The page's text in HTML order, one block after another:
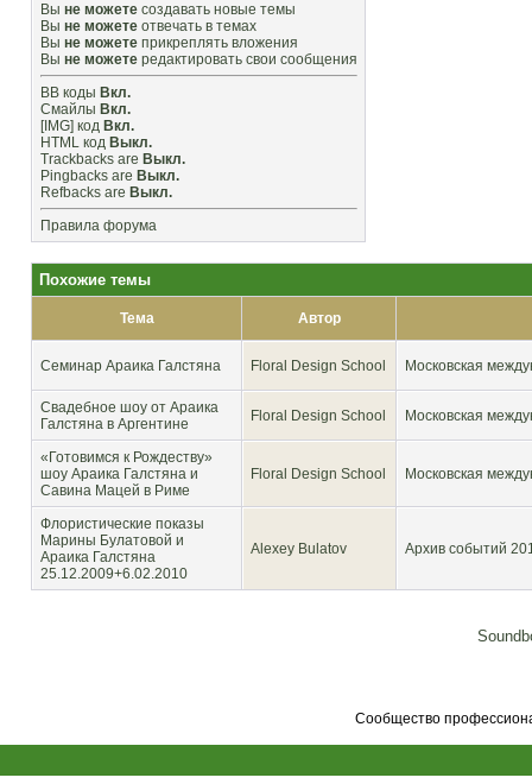
Вы не можете создавать новые темы
Вы не можете отвечать в темах
Вы не можете прикреплять вложения
Вы не можете редактировать свои сообщения
BB коды Вкл.
Смайлы Вкл.
[IMG] код Вкл.
HTML код Выкл.
Trackbacks are Выкл.
Pingbacks are Выкл.
Refbacks are Выкл.
Правила форума
Похожие темы
Тема Автор
Cеминар Араика Галстяна Floral Design School Московская
Свадебное шоу от Араика
Галстяна в Аргентине
Floral Design School Московская
«Готовимся к Рождеству»
шоу Араика Галстяна и
Савина Мацей в Риме
Floral Design School Московская
Флористические показы
Марины Булатовой и
Араика Галстяна
25.12.2009+6.02.2010
Alexey Bulatov Архив событий
Сообщество